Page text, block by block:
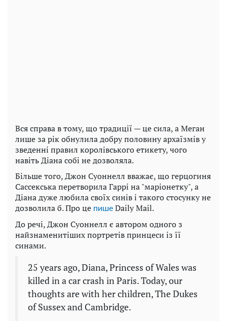
Вся справа в тому, що традиції — це сила, а Меган
лише за рік обнулила добру половину архаїзмів у
зведенні правил королівського етикету, чого
навіть Діана собі не дозволяла.
Більше того, Джон Суоннелл вважає, що герцогиня
Сассекська перетворила Гаррі на "маріонетку", а
Діана дуже любила своїх синів і такого стосунку не
дозволила б. Про це пише Daily Mail.
До речі, Джон Суоннелл є автором одного з
найзнаменитіших портретів принцеси із її
синами.
25 years ago, Diana, Princess of Wales was
killed in a car crash in Paris. Today, our
thoughts are with her children, The Dukes
of Sussex and Cambridge.